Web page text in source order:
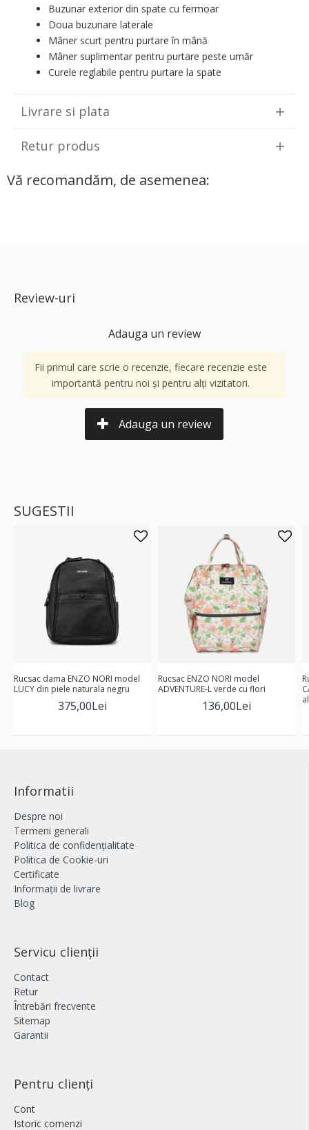
Buzunar exterior din spate cu fermoar
Doua buzunare laterale
Mâner scurt pentru purtare în mână
Mâner suplimentar pentru purtare peste umăr
Curele reglabile pentru purtare la spate
Livrare si plata
Retur produs
Vă recomandăm, de asemenea:
Review-uri
Adauga un review
Fii primul care scrie o recenzie, fiecare recenzie este
importantă pentru noi și pentru alți vizitatori.
Adauga un review
SUGESTII
Rucsac dama ENZO NORI model
LUCY din piele naturala negru
375,00Lei
Rucsac ENZO NORI model
ADVENTURE-L verde cu flori
136,00Lei
Informatii
Despre noi
Termeni generali
Politica de confidențialitate
Politica de Cookie-uri
Certificate
Informații de livrare
Blog
Servicu clienții
Contact
Retur
Întrebări frecvente
Sitemap
Garantii
Pentru clienți
Cont
Istoric comenzi